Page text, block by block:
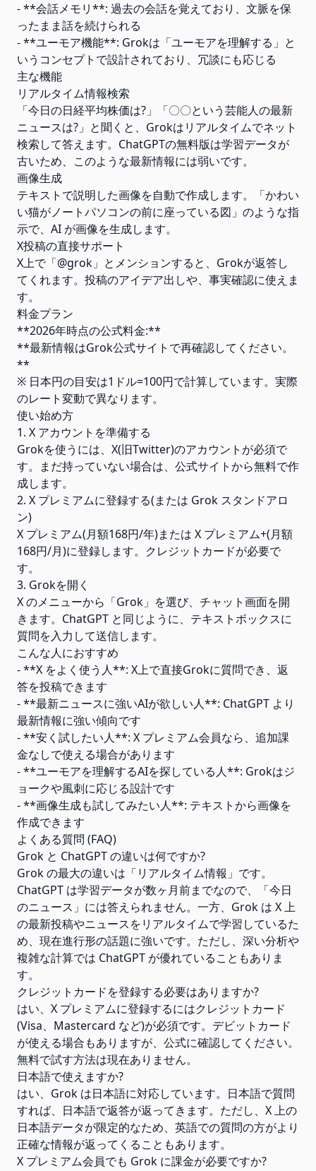
- **会話メモリ**: 過去の会話を覚えており、文脈を保
ったまま話を続けられる
- **ユーモア機能**: Grokは「ユーモアを理解する」と
いうコンセプトで設計されており、冗談にも応じる
主な機能
リアルタイム情報検索
「今日の日経平均株価は?」「〇〇という芸能人の最新
ニュースは?」と聞くと、Grokはリアルタイムでネット
検索して答えます。ChatGPTの無料版は学習データが
古いため、このような最新情報には弱いです。
画像生成
テキストで説明した画像を自動で作成します。「かわい
い猫がノートパソコンの前に座っている図」のような指
示で、AI が画像を生成します。
X投稿の直接サポート
X上で「@grok」とメンションすると、Grokが返答し
てくれます。投稿のアイデア出しや、事実確認に使えま
す。
料金プラン
**2026年時点の公式料金:**
**最新情報はGrok公式サイトで再確認してください。
**
※ 日本円の目安は1ドル=100円で計算しています。実際
のレート変動で異なります。
使い始め方
1. X アカウントを準備する
Grokを使うには、X(旧Twitter)のアカウントが必須で
す。まだ持っていない場合は、公式サイトから無料で作
成します。
2. X プレミアムに登録する(または Grok スタンドアロ
ン)
X プレミアム(月額168円/年)または X プレミアム+(月額
168円/月)に登録します。クレジットカードが必要で
す。
3. Grokを開く
X のメニューから「Grok」を選び、チャット画面を開
きます。ChatGPT と同じように、テキストボックスに
質問を入力して送信します。
こんな人におすすめ
- **X をよく使う人**: X上で直接Grokに質問でき、返
答を投稿できます
- **最新ニュースに強いAIが欲しい人**: ChatGPT より
最新情報に強い傾向です
- **安く試したい人**: X プレミアム会員なら、追加課
金なしで使える場合があります
- **ユーモアを理解するAIを探している人**: Grokはジ
ョークや風刺に応じる設計です
- **画像生成も試してみたい人**: テキストから画像を
作成できます
よくある質問 (FAQ)
Grok と ChatGPT の違いは何ですか?
Grok の最大の違いは「リアルタイム情報」です。
ChatGPT は学習データが数ヶ月前までなので、「今日
のニュース」には答えられません。一方、Grok は X 上
の最新投稿やニュースをリアルタイムで学習しているた
め、現在進行形の話題に強いです。ただし、深い分析や
複雑な計算では ChatGPT が優れていることもありま
す。
クレジットカードを登録する必要はありますか?
はい、X プレミアムに登録するにはクレジットカード
(Visa、Mastercard など)が必須です。デビットカード
が使える場合もありますが、公式に確認してください。
無料で試す方法は現在ありません。
日本語で使えますか?
はい、Grok は日本語に対応しています。日本語で質問
すれば、日本語で返答が返ってきます。ただし、X 上の
日本語データが限定的なため、英語での質問の方がより
正確な情報が返ってくることもあります。
X プレミアム会員でも Grok に課金が必要ですか?